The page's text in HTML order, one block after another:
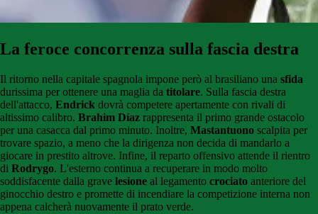
La feroce concorrenza sulla fascia destra
Il ritorno nella capitale spagnola impone però al brasiliano una sfida
durissima per ottenere una maglia da titolare. Sulla fascia destra
dell'attacco, Endrick dovrà competere apertamente con rivali di
altissimo calibro. Brahim Díaz rappresenta il primo grande ostacolo
per una casacca dal primo minuto. Inoltre, Mastantuono scalpita per
trovare spazio, a meno che la dirigenza non decida di mandarlo a
giocare in prestito altrove. Infine, il reparto offensivo attende il rientro
di Rodrygo. L'esterno continua a recuperare in modo molto
soddisfacente dalla grave lesione al legamento crociato anteriore del
ginocchio destro e promette di incendiare la competizione interna non
appena calcherà nuovamente il prato verde.